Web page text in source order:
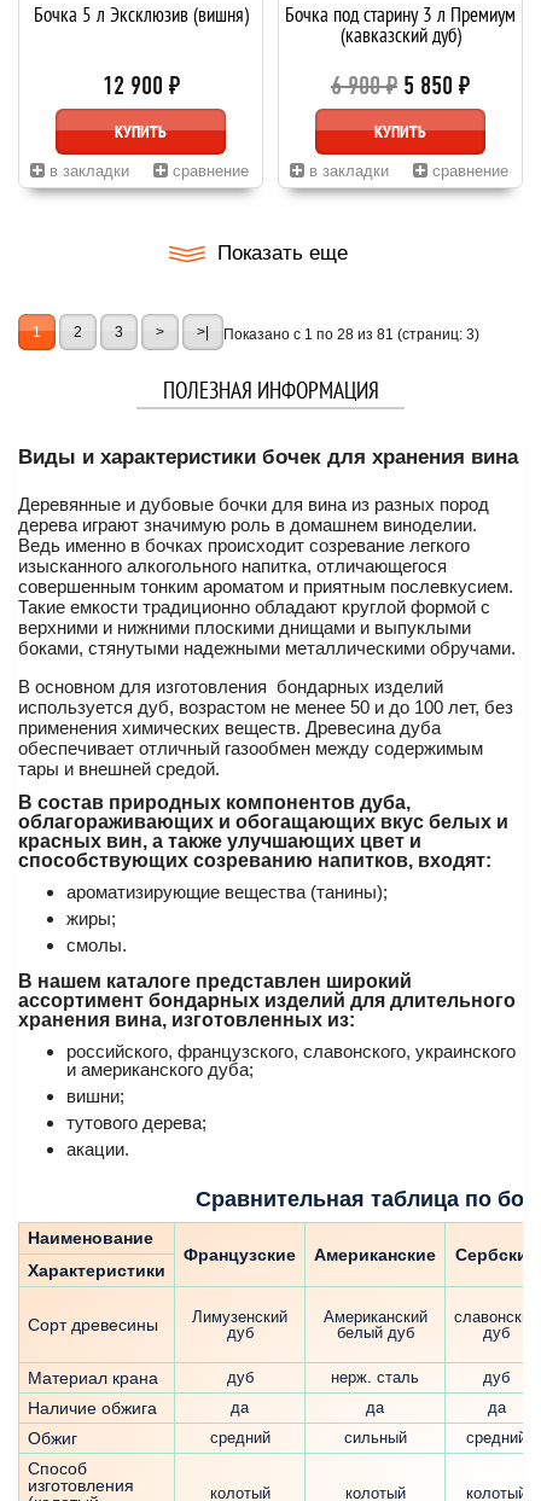
Бочка 5 л Эксклюзив (вишня)
12 900 ₽
КУПИТЬ
в закладки сравнение
Бочка под старину 3 л Премиум
(кавказский дуб)
6 900 ₽ 5 850 ₽
КУПИТЬ
в закладки сравнение
Показать еще
1 2 3 > >| Показано с 1 по 28 из 81 (страниц: 3)
ПОЛЕЗНАЯ ИНФОРМАЦИЯ
Виды и характеристики бочек для хранения вина
Деревянные и дубовые бочки для вина из разных пород
дерева играют значимую роль в домашнем виноделии.
Ведь именно в бочках происходит созревание легкого
изысканного алкогольного напитка, отличающегося
совершенным тонким ароматом и приятным послевкусием.
Такие емкости традиционно обладают круглой формой с
верхними и нижними плоскими днищами и выпуклыми
боками, стянутыми надежными металлическими обручами.
В основном для изготовления бондарных изделий
используется дуб, возрастом не менее 50 и до 100 лет, без
применения химических веществ. Древесина дуба
обеспечивает отличный газообмен между содержимым
тары и внешней средой.
В состав природных компонентов дуба,
облагораживающих и обогащающих вкус белых и
красных вин, а также улучшающих цвет и
способствующих созреванию напитков, входят:
ароматизирующие вещества (танины);
жиры;
смолы.
В нашем каталоге представлен широкий
ассортимент бондарных изделий для длительного
хранения вина, изготовленных из:
российского, французского, славонского, украинского
и американского дуба;
вишни;
тутового дерева;
акации.
Сравнительная таблица по
Наименование
Французские
Американские
Сербские
Характеристики
Сорт древесины
Лимузенский
дуб
Американский
белый дуб
славонский
дуб
Материал крана дуб нерж. сталь дуб
Наличие обжига да да да
Обжиг средний сильный средний
Способ
изготовления
колотый колотый колотый